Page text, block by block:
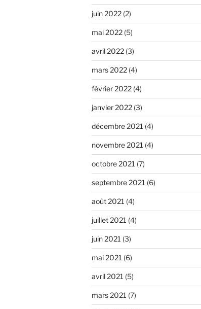
juin 2022(2)
mai 2022(5)
avril 2022(3)
mars 2022(4)
février 2022(4)
janvier 2022(3)
décembre 2021 (4)
novembre 2021 (4)
octobre 2021 (7)
septembre 2021 (6)
août 2021 (4)
juillet 2021 (4)
juin 2021 (3)
mai 2021 (6)
avril 2021 (5)
mars 2021 (7)